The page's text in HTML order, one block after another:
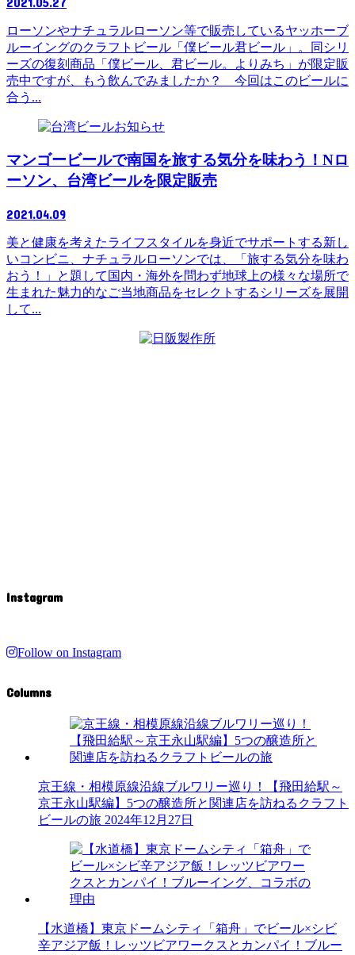
ローソンやナチュラルローソン等で販売しているヤッホーブ
ルーイングのクラフトビール「僕ビール君ビール」。同シリ
ーズの復刻商品「僕ビール、君ビール。よりみち」が限定販
売中ですが、もう飲んでみましたか？ 今回はこのビールに
合う...
お知らせ
マンゴービールで南国を旅する気分を味わう！Nロ
ーソン、台湾ビールを限定販売
2021.04.09
美と健康を考えたライフスタイルを身近でサポートする新し
いコンビニ、ナチュラルローソンでは、「旅する気分を味わ
おう！」と題して国内・海外を問わず地球上の様々な場所で
生まれた魅力的なご当地商品をセレクトするシリーズを展開
して...
Instagram
Follow on Instagram
Columns
京王線・相模原線沿線ブルワリー巡り！【飛田給駅～
京王永山駅編】5つの醸造所と関連店を訪ねるクラフト
ビールの旅 2024年12月27日
【水道橋】東京ドームシティ「箱舟」でビール×シビ
辛アジア飯！レッツビアワークスとカンパイ！ブルー